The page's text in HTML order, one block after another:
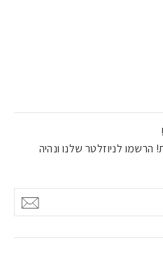
הרשמו לניוזלטר שלנו ונהיה